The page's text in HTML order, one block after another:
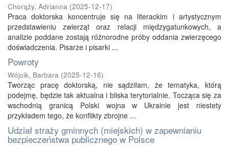
Chorąży, Adrianna (2025-12-17)
Praca doktorska koncentruje się na literackim i artystycznym
przedstawieniu zwierząt oraz relacji międzygatunkowych, a
analizie poddane zostają różnorodne próby oddania zwierzęcego
doświadczenia. Pisarze i pisarki ...
Powroty
Wójcik, Barbara (2025-12-16)
Tworząc pracę doktorską, nie sądziłam, że tematyka, którą
podejmę, będzie tak aktualna i bliska terytorialnie. Tocząca się za
wschodnią granicą Polski wojna w Ukrainie jest niestety
przykładem tego, że konflikty zbrojne ...
Udział straży gminnych (miejskich) w zapewnianiu
bezpieczeństwa publicznego w Polsce